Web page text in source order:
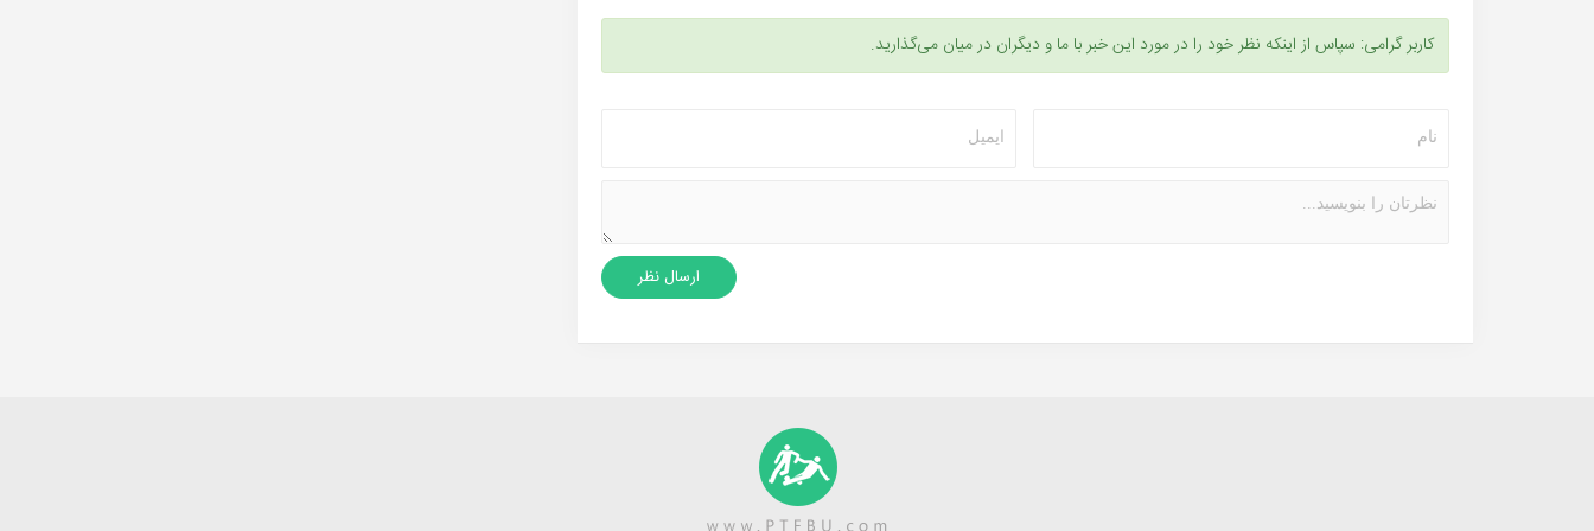
کاربر گرامی: سپاس از اینکه نظر خود را در مورد این خبر با ما و دیگران در میان می‌گذارید.